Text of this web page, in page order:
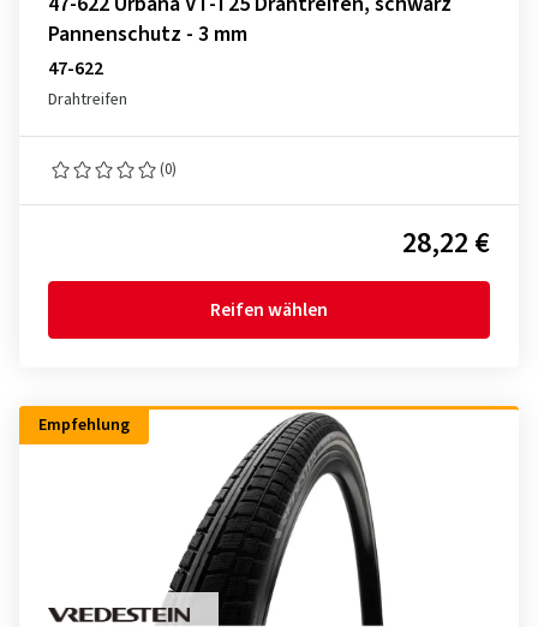
Pannenschutz - 3 mm
47-622
Drahtreifen
(0)
28,22 €
Reifen wählen
Empfehlung